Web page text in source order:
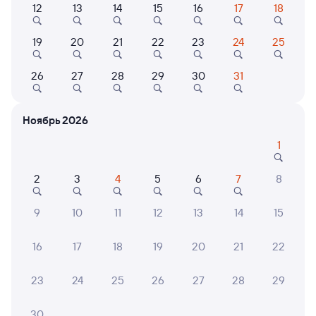
Выберите дату
109А Андрей Тульников Проходящий 8,7
Рязань-2
Рязань
06:53 03:23
19 ч 30 м в пути
от 4 ⁠314 ⁠₽ 4 ⁠888 ⁠₽
Выберите дату
12 13 14 15 16 17 18
19 20 21 22 23 24 25
26 27 28 29 30 31
Ноябрь 2026
1
2 3 4 5 6 7 8
9 10 11 12 13 14 15
16 17 18 19 20 21 22
23 24 25 26 27 28 29